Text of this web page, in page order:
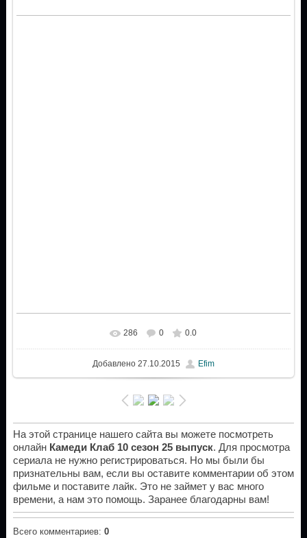
286 0 0.0
Добавлено27.10.2015 Efim
На этой странице нашего сайта вы можете посмотреть
онлайн Камеди Клаб 10 сезон 25 выпуск. Для просмотра
сериала не нужно регистрироваться. Но мы были бы
признательны вам, если вы оставите комментарии об этом
фильме и поставите лайк. Это не займет у вас много
времени, а нам это помощь. Заранее благодарны вам!
Всего комментариев: 0